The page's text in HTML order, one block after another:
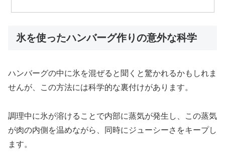
氷を使ったハンバーグ作りの意外な科学
ハンバーグの中に氷を混ぜると聞くと驚かれるかもしれま
せんが、この方法には科学的な裏付けがあります。
調理中に氷が溶けることで内部に蒸気が発生し、この蒸気
が肉の内側を温めながら、同時にジューシーさをキープし
ます。